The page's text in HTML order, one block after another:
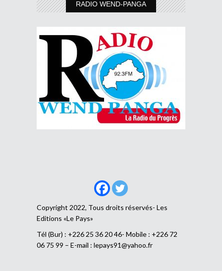
RADIO WEND-PANGA
Copyright 2022, Tous droits réservés- Les
Editions «Le Pays»
Tél (Bur) : +226 25 36 20 46- Mobile : +226 72
06 75 99 – E-mail : lepays91@yahoo.fr